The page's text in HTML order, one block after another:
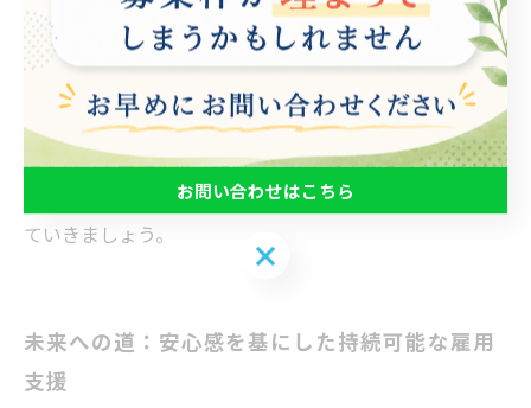
ます。また、静かで快適な作業環境を提供することで、
集中力を高め、ストレスを軽減することが可能です。成
功事例として、職場内でのメンター制度を取り入れる企
業では、新人は安心して質問できる場を持つことで、自
信を持って業務に取り組むことができています。これに
より、雇用者と求職者の双方が安心できる職場を実現し
ていきましょう。
未来への道：安心感を基にした持続可能な雇用
支援
お問い合わせはこちら
お問い合わせはこちら